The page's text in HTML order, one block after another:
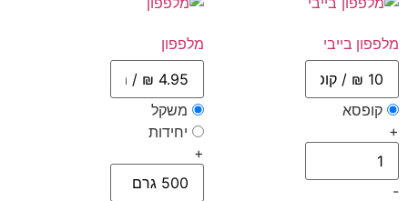
מלפפון בייבי
קופסא
+
-
מלפפון
משקל
יחידות
+